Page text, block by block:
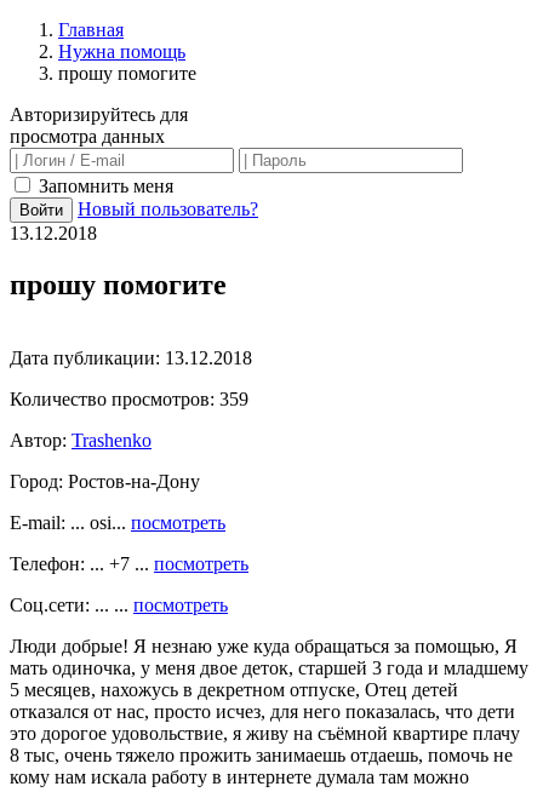
Главная
Нужна помощь
прошу помогите
Авторизируйтесь для
просмотра данных
Запомнить меня
Войти
Новый пользователь?
13.12.2018
прошу помогите
Дата публикации: 13.12.2018
Количество просмотров: 359
Автор: Trashenko
Город: Ростов-на-Дону
E-mail: ... osi... посмотреть
Телефон: ... +7 ... посмотреть
Соц.сети: ... ... посмотреть
Люди добрые! Я незнаю уже куда обращаться за помощью, Я
мать одиночка, у меня двое деток, старшей 3 года и младшему
5 месяцев, нахожусь в декретном отпуске, Отец детей
отказался от нас, просто исчез, для него показалась, что дети
это дорогое удовольствие, я живу на съёмной квартире плачу
8 тыс, очень тяжело прожить занимаешь отдаешь, помочь не
кому нам искала работу в интернете думала там можно